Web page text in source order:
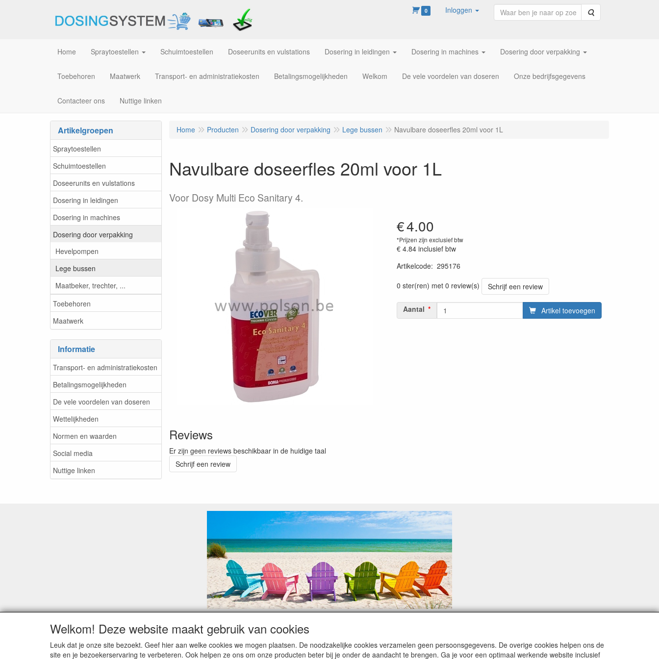
0 Inloggen Zoeken
Home Spraytoestellen Schuimtoestellen Doseerunits en vulstations Dosering in leidingen Dosering in machines Dosering door verpakking
Toebehoren Maatwerk Transport- en administratiekosten Betalingsmogelijkheden Welkom De vele voordelen van doseren Onze bedrijfsgegevens
Contacteer ons Nuttige linken
Artikelgroepen
Spraytoestellen
Schuimtoestellen
Doseerunits en vulstations
Dosering in leidingen
Dosering in machines
Dosering door verpakking
Hevelpompen
Lege bussen
Maatbeker, trechter, ...
Toebehoren
Maatwerk
Informatie
Transport- en administratiekosten
Betalingsmogelijkheden
De vele voordelen van doseren
Wettelijkheden
Normen en waarden
Social media
Nuttige linken
Home Producten Dosering door verpakking Lege bussen Navulbare doseerfles 20ml voor 1L
Navulbare doseerfles 20ml voor 1L
Voor Dosy Multi Eco Sanitary 4.
€4.00
*Prijzen zijn exclusief btw
€ 4.84 inclusief btw
Artikelcode: 295176
0 ster(ren) met 0 review(s)
Schrijf een review
Aantal Artikel toevoegen
Reviews
Er zijn geen reviews beschikbaar in de huidige taal
Schrijf een review
Geachte klant,
Zoals elk jaar zorgt de verlofperiode, naast een hoop heugelijke momenten van feest en rust, ook de traditionele leveringsproblemen.
Sommige fabrikanten sluiten of werken met een vakantiebezetting.
Welkom! Deze website maakt gebruik van cookies
Leuk dat je onze site bezoekt. Geef hier aan welke cookies we mogen plaatsen. De noodzakelijke cookies verzamelen geen persoonsgegevens. De overige cookies helpen ons de
site en je bezoekerservaring te verbeteren. Ook helpen ze ons om onze producten beter bij je onder de aandacht te brengen. Ga je voor een optimaal werkende website inclusief